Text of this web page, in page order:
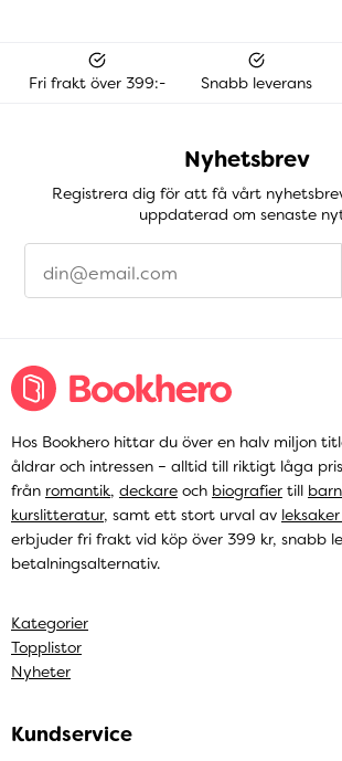
Fri frakt över 399:- Snabb leverans
Nyhetsbrev
Registrera dig för att få vårt
uppdaterad om senaste
Hos Bookhero hittar du över en halv miljon
åldrar och intressen – alltid till riktigt låga
från romantik, deckare och biografier till
kurslitteratur, samt ett stort urval av
erbjuder fri frakt vid köp över 399 kr, snabb
betalningsalternativ.
Kategorier
Topplistor
Nyheter
Kundservice